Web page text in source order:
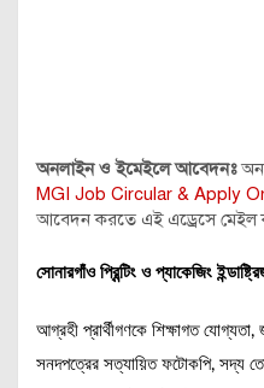
অনলাইন ও ইমেইলে আবেদনঃ
MGI Job Circular & Apply
আবেদন করতে এই এড্রেসে
সোনারগাঁও প্রিন্টিং ও প্যাকেজিং
আগ্রহী প্রার্থীগণকে শিক্ষাগত
সনদপত্রের সত্যায়িত ফটোকপি, সদ্য